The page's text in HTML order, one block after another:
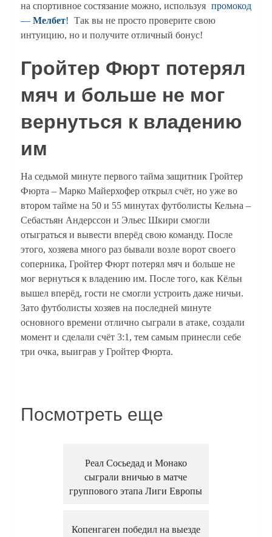
на спортивное состязание можно, используя промокод
— Мелбет! Так вы не просто проверите свою
интуицию, но и получите отличный бонус!
Гройтер Фюрт потерял
мяч и больше не мог
вернуться к владению
им
На седьмой минуте первого тайма защитник Гройтер
Фюрта – Марко Майерхофер открыл счёт, но уже во
втором тайме на 50 и 55 минутах футболисты Кельна –
Себастьян Андерссон и Эльес Шкири смогли
отыграться и вывести вперёд свою команду. После
этого, хозяева много раз бывали возле ворот своего
соперника, Гройтер Фюрт потерял мяч и больше не
мог вернуться к владению им. После того, как Кёльн
вышел вперёд, гости не смогли устроить даже ничьи.
Зато футболисты хозяев на последней минуте
основного времени отлично сыграли в атаке, создали
момент и сделали счёт 3:1, тем самым принесли себе
три очка, выиграв у Гройтер Фюрта.
Посмотреть еще
Реал Сосьедад и Монако
сыграли вничью в матче
группового этапа Лиги Европы
Копенгаген победил на выезде